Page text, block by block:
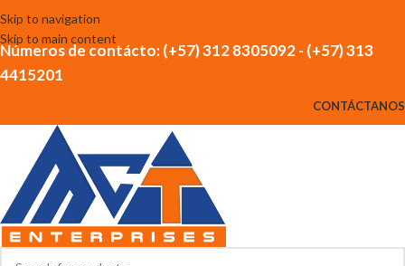
Skip to navigation
Skip to main content
Números de contácto: (+57) 312 8305092 - (+57) 313
4415201
CONTÁCTANOS